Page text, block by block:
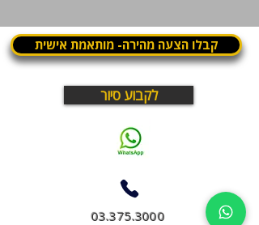
קבלו הצעה מהירה- מותאמת אישית
לקבוע סיור
03.375.3000